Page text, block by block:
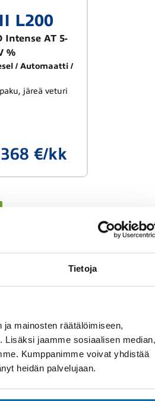
Tietoja
mainosten räätälöimiseen,
Lisäksi jaamme sosiaalisen median,
Kumppanimme voivat yhdistää
heidän palvelujaan.
L200
Intense AT 5-
%
Automaatti
järeä veturi
368 €/kk